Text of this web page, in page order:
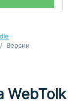
Версии
WebTolk